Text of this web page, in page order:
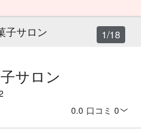
子サロン
サロン
0.0 口コミ 0
1/18